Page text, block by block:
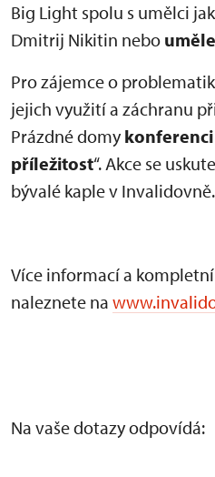
Big Light spolu s umělci
Dmitrij Nikitin nebo
Pro zájemce o
jejich využití a záchranu
Prázdné domy konferenci
příležitost“. Akce se
bývalé kaple v Invalidovně.
Více informací a
naleznete na
Na vaše dotazy odpovídá: